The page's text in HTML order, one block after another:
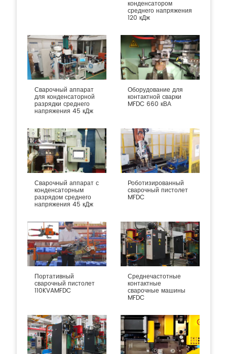
конденсатором
среднего напряжения
120 кДж
Сварочный аппарат
для конденсаторной
разрядки среднего
напряжения 45 кДж
Оборудование для
контактной сварки
MFDC 660 кВА
Сварочный аппарат с
конденсаторным
разрядом среднего
напряжения 45 кДж
Роботизированный
сварочный пистолет
MFDC
Портативный
сварочный пистолет
110KVAMFDC
Среднечастотные
контактные
сварочные машины
MFDC